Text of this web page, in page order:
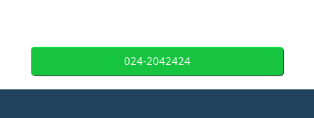
024-2042424